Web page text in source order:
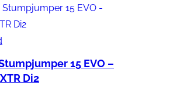
15 EVO –
Di2